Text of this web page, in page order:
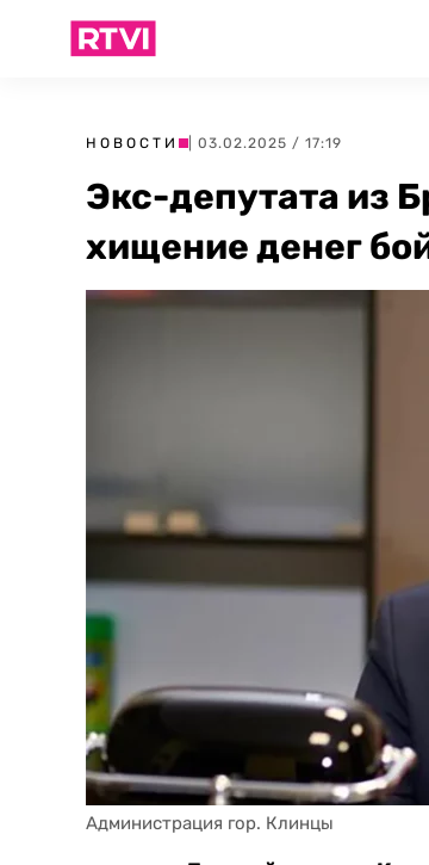
НОВОСТИ | 03.02.2025 / 17:19
Экс-депутата из
хищение денег
Администрация гор. Клинцы